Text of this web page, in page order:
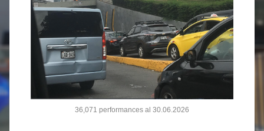
36,071 performances al 30.06.2026